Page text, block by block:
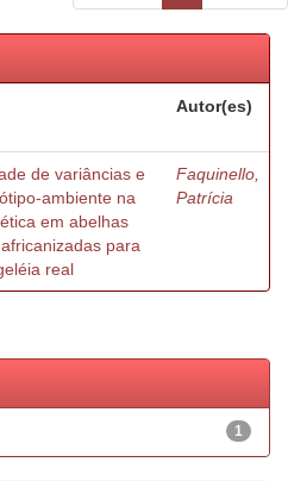
Autor(es)
de variâncias e
ambiente na
em abelhas
para
real
Faquinello,
Patrícia
1